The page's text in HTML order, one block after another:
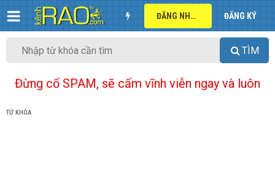
ĐĂNG NHẬP ĐĂNG KÝ
TÌM
Đừng cố SPAM, sẽ cấm vĩnh viễn ngay và luôn
TỪ KHÓA